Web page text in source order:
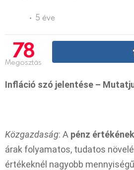
5 éve
78
Megosztás
Infláció szó jelentése –
Közgazdaság: A pénz
árak folyamatos, tudatos
értékeknél nagyobb